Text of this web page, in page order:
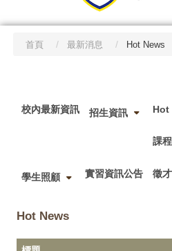
首頁 最新消息 Hot News
校內最新資訊 招生資訊 Hot
課
學生照顧 實習資訊公告 徵
Hot News